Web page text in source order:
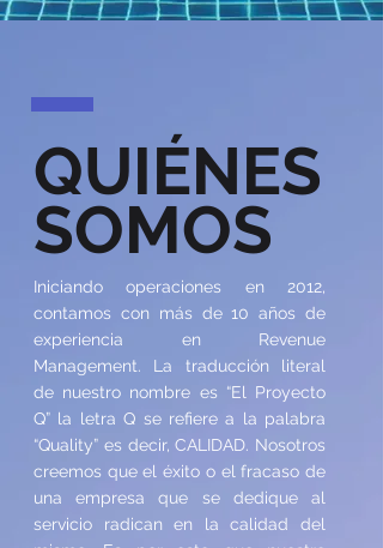
QUIÉNES
SOMOS
Iniciando operaciones en 2012,
contamos con más de 10 años de
experiencia en Revenue
Management. La traducción literal
de nuestro nombre es “El Proyecto
Q” la letra Q se refiere a la palabra
“Quality” es decir, CALIDAD. Nosotros
creemos que el éxito o el fracaso de
una empresa que se dedique al
servicio radican en la calidad del